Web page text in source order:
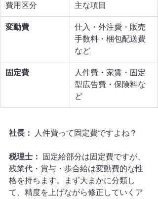
費用区分 主な項目
変動費
仕入・外注費・販売
手数料・梱包配送費
など
固定費
人件費・家賃・固定
型広告費・保険料な
ど
社長： 人件費って固定費ですよね？
税理士： 固定給部分は固定費ですが、
残業代・賞与・歩合給は変動費的な性
格を持ちます。まず大まかに分類し
て、精度を上げながら修正していくア